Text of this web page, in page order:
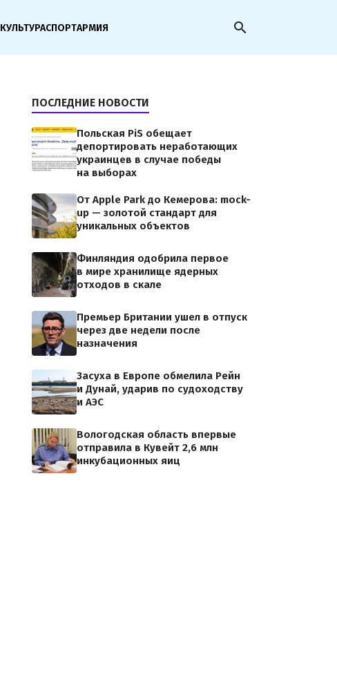
КУЛЬТУРАСПОРТАРМИЯ search
ПОСЛЕДНИЕ НОВОСТИ
Польская PiS обещает
депортировать неработающих
украинцев в случае победы
на выборах
От Apple Park до Кемерова: mock-
up — золотой стандарт для
уникальных объектов
Финляндия одобрила первое
в мире хранилище ядерных
отходов в скале
Премьер Британии ушел в отпуск
через две недели после
назначения
Засуха в Европе обмелила Рейн
и Дунай, ударив по судоходству
и АЭС
Вологодская область впервые
отправила в Кувейт 2,6 млн
инкубационных яиц